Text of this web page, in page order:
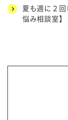
夏も週に２
悩み相談室】